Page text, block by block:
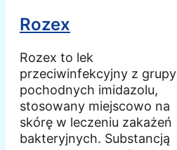
Rozex
Rozex to lek
przeciwinfekcyjny z grupy
pochodnych imidazolu,
stosowany miejscowo na
skórę w leczeniu zakażeń
bakteryjnych. Substancją